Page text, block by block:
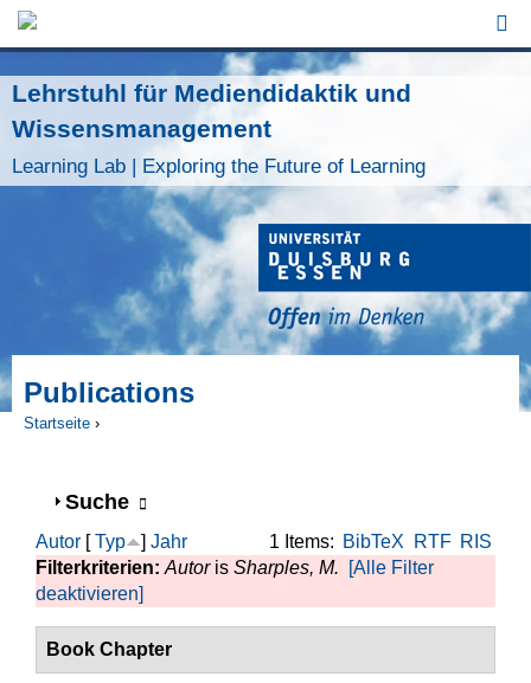
Jump to Navigation
Lehrstuhl für Mediendidaktik und
Wissensmanagement
Learning Lab | Exploring the Future of Learning
Publications
Startseite ›
Anzeigen
Suche
1 Items: BibTeX RTF RIS
Autor [Typ ] Jahr
Filterkriterien: Autoris Sharples, M.
[Alle Filter
deaktivieren]
Book Chapter